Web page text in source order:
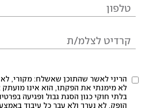
הריני לאשר שהתוכן שאשלח: מקורי, לא
לא מימנתי את הפקתו, הוא אינו מועתק
בלתי חוקי כגון הסגת גבול ופגיעה
הופק, לא נערך ולא עבר כל עיבוד